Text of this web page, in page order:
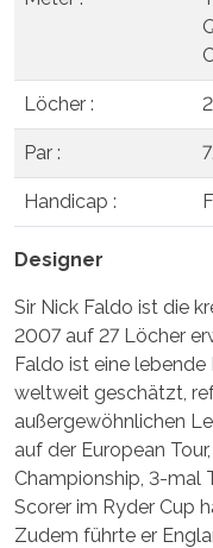
Löcher :
Par :
Handicap :
Designer
Sir Nick Faldo ist die
2007 auf 27 Löcher
Faldo ist eine
weltweit geschätzt,
außergewöhnlichen
auf der European
Championship, 3-mal
Scorer im Ryder Cup
Zudem führte er